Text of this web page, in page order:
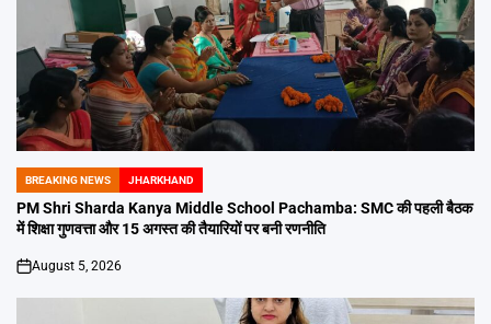
POSTED
IN
BREAKING NEWS JHARKHAND
PM Shri Sharda Kanya Middle School Pachamba: SMC की पहली बैठक
में शिक्षा गुणवत्ता और 15 अगस्त की तैयारियों पर बनी रणनीति
on
August 5, 2026